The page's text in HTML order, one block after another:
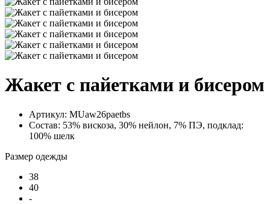
Жакет с пайетками и бисером
Артикул: MUaw26paetbs
Состав: 53% вискоза, 30% нейлон, 7% ПЭ, подклад:
100% шелк
Размер одежды
38
40
-